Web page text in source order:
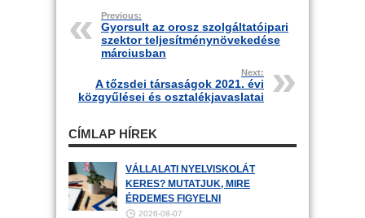
Previous:
Gyorsult az orosz szolgáltatóipari
szektor teljesítménynövekedése
márciusban
Next:
A tőzsdei társaságok 2021. évi
közgyűlései és osztalékjavaslatai
CÍMLAP HÍREK
VÁLLALATI NYELVISKOLÁT
KERES? MUTATJUK, MIRE
ÉRDEMES FIGYELNI
2026-08-07